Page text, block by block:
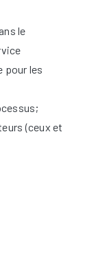
le
pour les
(ceux et